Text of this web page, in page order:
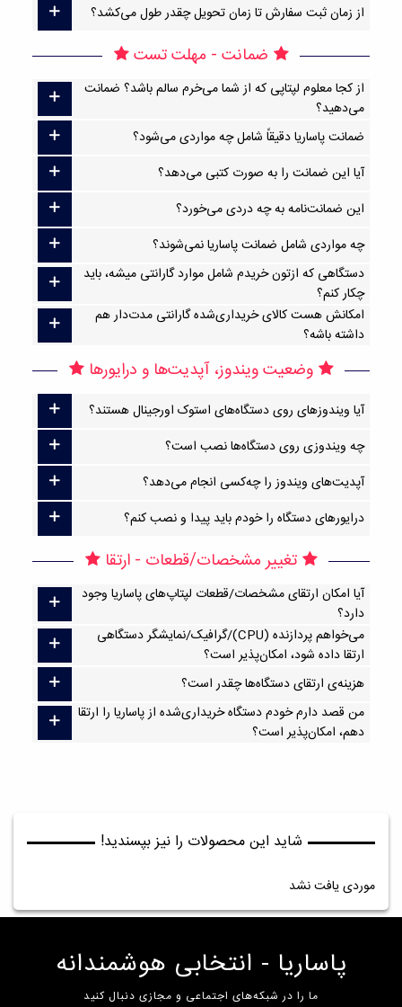
از زمان ثبت سفارش تا زمان تحویل چقدر طول می‌کشد؟
ضمانت - مهلت تست
از کجا معلوم لپتاپی که از شما می‌خرم سالم باشد؟ ضمانت
می‌دهید؟
ضمانت پاساریا دقیقاً شامل چه مواردی می‌شود؟
آیا این ضمانت را به صورت کتبی می‌دهد؟
این ضمانت‌نامه به چه دردی می‌خورد؟
چه مواردی شامل ضمانت پاساریا نمی‌شوند؟
دستگاهی که ازتون خریدم شامل موارد گارانتی میشه، باید
چکار کنم؟
امکانش هست کالای خریداری‌شده گارانتی مدت‌دار هم
داشته باشه؟
وضعیت ویندوز، آپدیت‌ها و درایورها
آیا ویندوزهای روی دستگاه‌های استوک اورجینال هستند؟
چه ویندوزی روی دستگاه‌ها نصب است؟
آپدیت‌های ویندوز را چه‌کسی انجام می‌دهد؟
درایورهای دستگاه را خودم باید پیدا و نصب کنم؟
تغییر مشخصات/قطعات - ارتقا
آیا امکان ارتقا‌ی مشخصات/قطعات لپتاپ‌های پاساریا وجود
دارد؟
می‌خواهم پردازنده (CPU)/گرافیک/نمایشگر دستگاهی
ارتقا داده شود، امکان‌پذیر است؟
هزینه‌ی ارتقای دستگاه‌ها چقدر است؟
من قصد دارم خودم دستگاه خریداری‌شده از پاساریا را ارتقا
دهم، امکان‌پذیر است؟
شاید این محصولات را نیز بپسندید!
موردی یافت نشد
پاساریا - انتخابی هوشمندانه
ما را در شبکه‌های اجتماعی و مجازی دنبال کنید